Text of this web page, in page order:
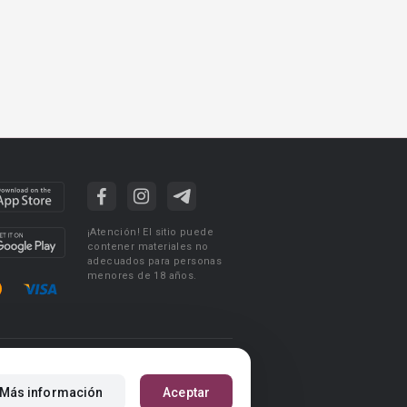
Más información Aceptar
¡Atención! El sitio puede
contener materiales no
adecuados para personas
menores de 18 años.
Reglas para la publicación de libros